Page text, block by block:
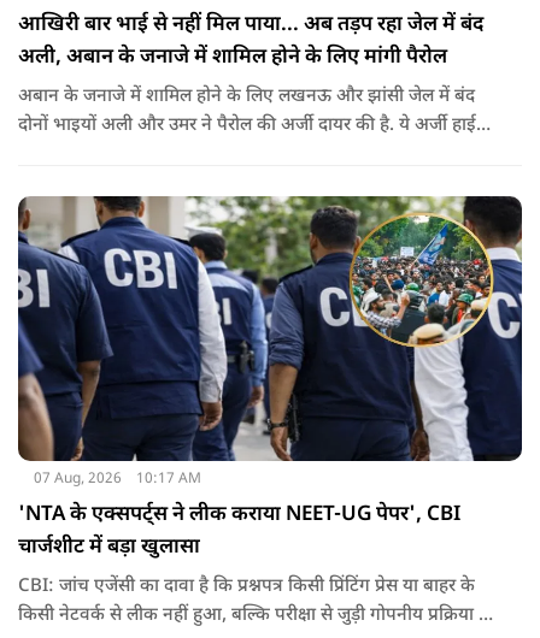
आखिरी बार भाई से नहीं मिल पाया... अब तड़प रहा जेल में बंद
अली, अबान के जनाजे में शामिल होने के लिए मांगी पैरोल
अबान के जनाजे में शामिल होने के लिए लखनऊ और झांसी जेल में बंद
दोनों भाइयों अली और उमर ने पैरोल की अर्जी दायर की है. ये अर्जी हाई
07 Aug, 2026 10:17 AM
'NTA के एक्सपर्ट्स ने लीक कराया NEET-UG पेपर', CBI
चार्जशीट में बड़ा खुलासा
CBI: जांच एजेंसी का दावा है कि प्रश्नपत्र किसी प्रिंटिंग प्रेस या बाहर के
किसी नेटवर्क से लीक नहीं हुआ, बल्कि परीक्षा से जुड़ी गोपनीय प्रक्रिया में